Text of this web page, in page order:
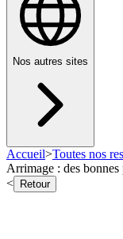
Nos autres sites
Accueil>Toutes nos
Arrimage : des
<
Retour